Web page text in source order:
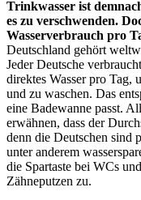
Trinkwasser ist
es zu verschwenden.
Wasserverbrauch pro
Deutschland gehört
Jeder Deutsche
direktes Wasser pro Tag,
und zu waschen. Das
eine Badewanne passt.
erwähnen, dass der
denn die Deutschen sind
unter anderem
die Spartaste bei WCs
Zähneputzen zu.